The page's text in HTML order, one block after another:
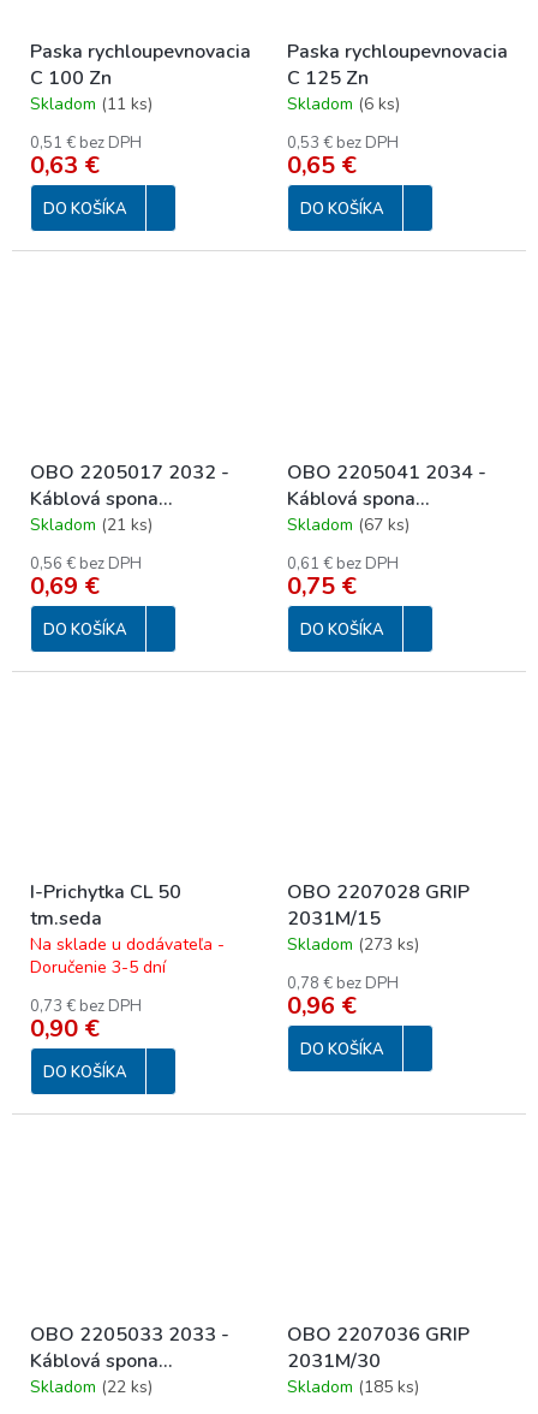
Paska rychloupevnovacia
C 100 Zn
Skladom (11 ks)
0,51 € bez DPH
0,63 €
DO KOŠÍKA
Paska rychloupevnovacia
C 125 Zn
Skladom (6 ks)
0,53 € bez DPH
0,65 €
DO KOŠÍKA
OBO 2205017 2032 -
Káblová spona
jednostranna
Skladom (21 ks)
0,56 € bez DPH
0,69 €
DO KOŠÍKA
OBO 2205041 2034 -
Káblová spona
obojstranna mala
Skladom (67 ks)
0,61 € bez DPH
0,75 €
DO KOŠÍKA
I-Prichytka CL 50
tm.seda
Na sklade u dodávateľa -
Doručenie 3-5 dní
0,73 € bez DPH
0,90 €
DO KOŠÍKA
OBO 2207028 GRIP
2031M/15
Skladom (273 ks)
0,78 € bez DPH
0,96 €
DO KOŠÍKA
OBO 2205033 2033 -
Káblová spona
obojstranna velka
Skladom (22 ks)
OBO 2207036 GRIP
2031M/30
Skladom (185 ks)